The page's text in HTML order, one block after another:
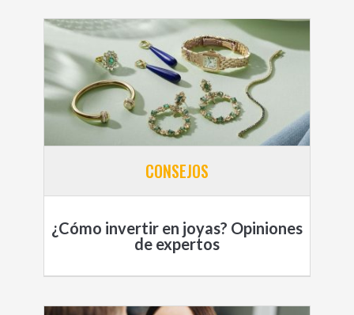
CONSEJOS
¿Cómo invertir en joyas? Opiniones
de expertos